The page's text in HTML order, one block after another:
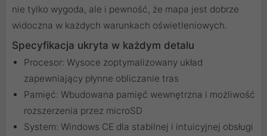
nie tylko wygoda, ale i pewność, że mapa jest dobrze
widoczna w każdych warunkach oświetleniowych.
Specyfikacja ukryta w każdym detalu
Procesor: Wysoce zoptymalizowany układ
zapewniający płynne obliczanie tras
Pamięć: Wbudowana pamięć wewnętrzna i możliwość
rozszerzenia przez microSD
System: Windows CE dla stabilnej i intuicyjnej obsługi